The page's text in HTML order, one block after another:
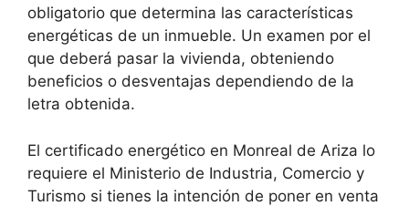
obligatorio que determina las características
energéticas de un inmueble. Un examen por el
que deberá pasar la vivienda, obteniendo
beneficios o desventajas dependiendo de la
letra obtenida.
El certificado energético en Monreal de Ariza lo
requiere el Ministerio de Industria, Comercio y
Turismo si tienes la intención de poner en venta